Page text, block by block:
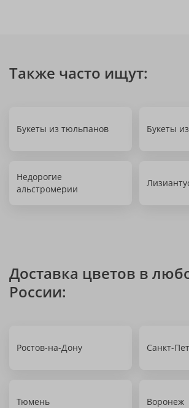
Также часто ищут:
Букеты из тюльпанов Букеты
Недорогие
альстромерии
Доставка цветов в
России:
Ростов-на-Дону Санкт-
Тюмень Воронеж